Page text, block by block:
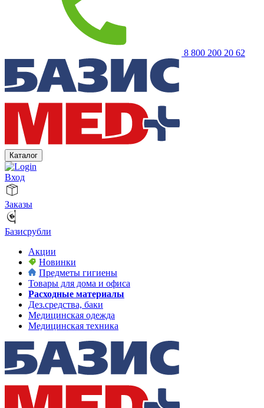
8 800 200 20 62
Каталог
Вход
Заказы
Базисрубли
Акции
Новинки
Предметы гигиены
Товары для дома и офиса
Расходные материалы
Дез.средства, баки
Медицинская одежда
Медицинская техника